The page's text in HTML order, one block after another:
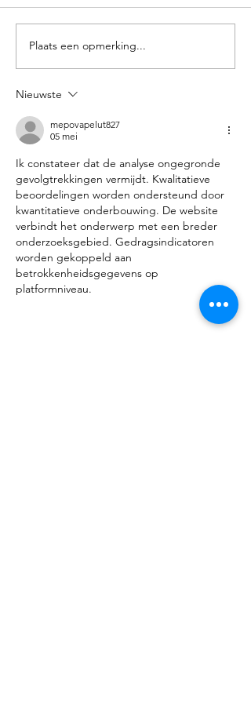
20:00 uur Agenda Opening +
Vaststellen agenda Evaluatie
2025 Notulen ALV Verslag
Bestuurswijzigingen
Commissie
Plaats een opmerking...
Nieuwste
mepovapelut827
05 mei
Ik constateer dat de analyse ongegronde
gevolgtrekkingen vermijdt. Kwalitatieve
beoordelingen worden ondersteund door
kwantitatieve onderbouwing. De website
verbindt het onderwerp met een breder
onderzoeksgebied. Gedragsindicatoren
worden gekoppeld aan
betrokkenheidsgegevens op
platformniveau.